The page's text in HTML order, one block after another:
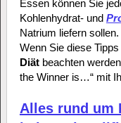
Essen können Sie
Kohlenhydrat- und
Natrium liefern sollen.
Wenn Sie diese
Diätbeachten
the Winner is…“ mit
Alles rund um